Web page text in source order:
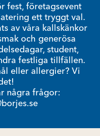
fest, företagsevent
ett tryggt val.
av våra kallskänkor
och generösa
student,
festliga tillfällen.
eller allergier? Vi
några frågor: